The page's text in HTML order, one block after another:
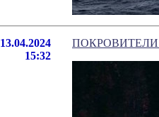
13.04.2024
15:32